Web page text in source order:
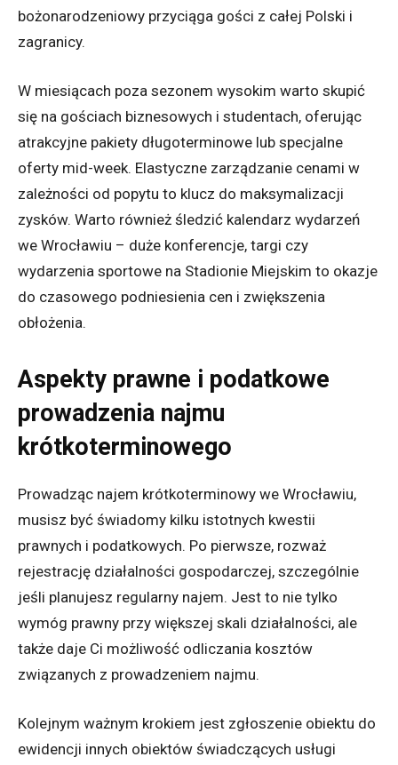
bożonarodzeniowy przyciąga gości z całej Polski i
zagranicy.
W miesiącach poza sezonem wysokim warto skupić
się na gościach biznesowych i studentach, oferując
atrakcyjne pakiety długoterminowe lub specjalne
oferty mid-week. Elastyczne zarządzanie cenami w
zależności od popytu to klucz do maksymalizacji
zysków. Warto również śledzić kalendarz wydarzeń
we Wrocławiu – duże konferencje, targi czy
wydarzenia sportowe na Stadionie Miejskim to okazje
do czasowego podniesienia cen i zwiększenia
obłożenia.
Aspekty prawne i podatkowe
prowadzenia najmu
krótkoterminowego
Prowadząc najem krótkoterminowy we Wrocławiu,
musisz być świadomy kilku istotnych kwestii
prawnych i podatkowych. Po pierwsze, rozważ
rejestrację działalności gospodarczej, szczególnie
jeśli planujesz regularny najem. Jest to nie tylko
wymóg prawny przy większej skali działalności, ale
także daje Ci możliwość odliczania kosztów
związanych z prowadzeniem najmu.
Kolejnym ważnym krokiem jest zgłoszenie obiektu do
ewidencji innych obiektów świadczących usługi